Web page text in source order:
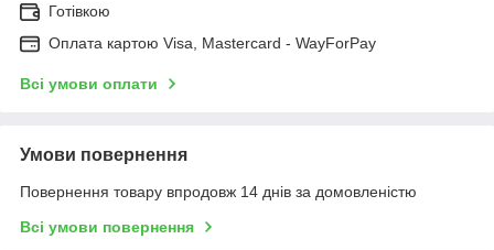
Готівкою
Оплата картою Visa, Mastercard - WayForPay
Всі умови оплати
Умови повернення
Повернення товару впродовж 14 днів за домовленістю
Всі умови повернення